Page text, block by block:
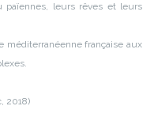
païennes, leurs rêves et leurs
méditerranéenne française aux
2018)